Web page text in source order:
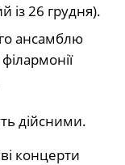
із 26 грудня).
ансамблю
дійсними.
концерти